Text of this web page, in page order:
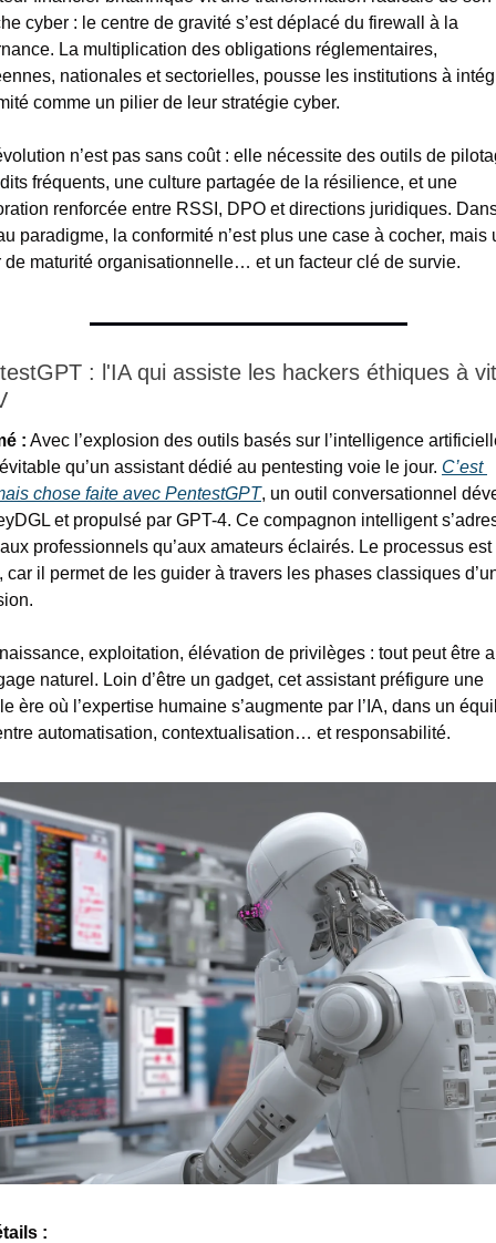
cyber : le centre de gravité s’est déplacé du firewall à la
La multiplication des obligations réglementaires,
nationales et sectorielles, pousse les institutions à
comme un pilier de leur stratégie cyber.
n’est pas sans coût : elle nécessite des outils de
fréquents, une culture partagée de la résilience, et une
renforcée entre RSSI, DPO et directions juridiques.
paradigme, la conformité n’est plus une case à cocher, mais
de maturité organisationnelle… et un facteur clé de survie.
: l'IA qui assiste les hackers éthiques à
: Avec l’explosion des outils basés sur l’intelligence
qu’un assistant dédié au pentesting voie le jour. C’est
chose faite avec PentestGPT, un outil conversationnel
et propulsé par GPT-4. Ce compagnon intelligent
professionnels qu’aux amateurs éclairés. Le processus est
car il permet de les guider à travers les phases classiques
exploitation, élévation de privilèges : tout peut être
naturel. Loin d’être un gadget, cet assistant préfigure une
ère où l’expertise humaine s’augmente par l’IA, dans un
automatisation, contextualisation… et responsabilité.
: